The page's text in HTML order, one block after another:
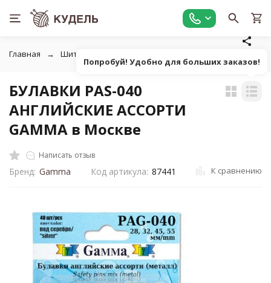
Главная Шитье
БУЛАВКИ PAS-040
АНГЛИЙСКИЕ АССОРТИ
GAMMA в Москве
Написать отзыв
Бренд: Gamma Код артикула: 87441 К сравнению
Попробуй! Удобно для больших заказов!